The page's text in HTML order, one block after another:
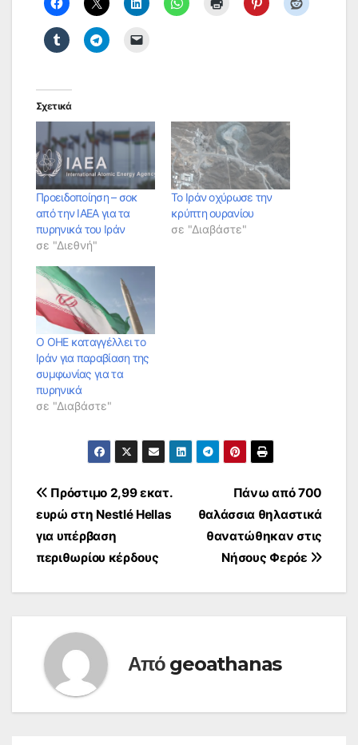
Σχετικά
Προειδοποίηση – σοκ
από την IAEA για τα
πυρηνικά του Ιράν
σε "Διεθνή"
Το Ιράν οχύρωσε την
κρύπτη ουρανίου
σε "Διαβάστε"
Ο ΟΗΕ καταγγέλλει το
Ιράν για παραβίαση της
συμφωνίας για τα
πυρηνικά
σε "Διαβάστε"
Πλοήγηση
άρθρων
Πάνω από 700
θαλάσσια θηλαστικά
θανατώθηκαν στις
Νήσους Φερόε
Πρόστιμο 2,99 εκατ.
ευρώ στη Nestlé Hellas
για υπέρβαση
περιθωρίου κέρδους
Από geoathanas